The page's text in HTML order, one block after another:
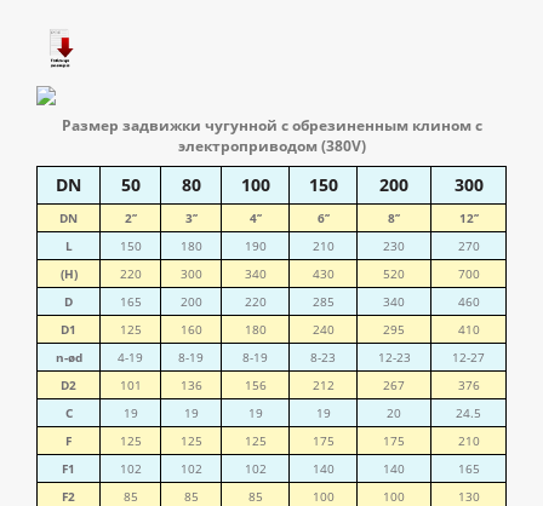
Размер задвижки чугунной с обрезиненным клином с
электроприводом (380V)
DN 50 80 100 150 200 300
DN 2’’ 3’’ 4’’ 6’’ 8’’
12’’
L
150 180 190 210 230
270
(H)
220 300 340 430 520
700
D
165 200 220 285 340
460
D1
125 160 180 240 295
410
n-ød
4-19 8-19 8-19 8-23 12-23
12-27
D2
101 136 156 212 267
376
C
19 19 19 19 20
24.5
F
125 125 125 175 175
210
F1
102 102 102 140 140
165
F2
85 85 85 100 100
130